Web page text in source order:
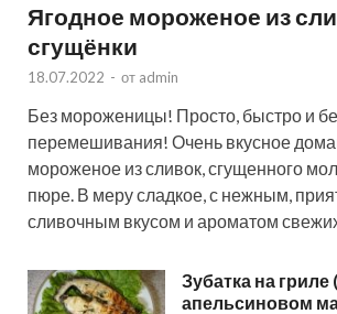
Ягодное мороженое из
сгущёнки
18.07.2022 - от admin
Без мороженицы! Просто, быстро и
перемешивания! Очень вкусное
мороженое из сливок, сгущенного
пюре. В меру сладкое, с нежным,
сливочным вкусом и ароматом свежих
Зубатка на
апельсиновом